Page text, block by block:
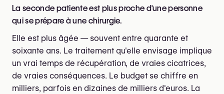
La seconde patiente est plus proche d'une personne
qui se prépare à une chirurgie.
Elle est plus âgée — souvent entre quarante et
soixante ans. Le traitement qu'elle envisage implique
un vrai temps de récupération, de vraies cicatrices,
de vraies conséquences. Le budget se chiffre en
milliers, parfois en dizaines de milliers d'euros. La